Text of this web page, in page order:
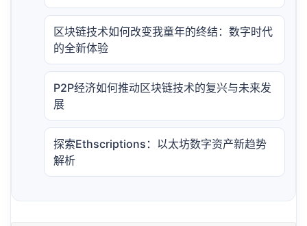
区块链技术如何改变我童年的终结：数字时代
的全新体验
P2P经济如何推动区块链技术的复兴与未来发
展
探索Ethscriptions：以太坊数字资产新趋势
解析